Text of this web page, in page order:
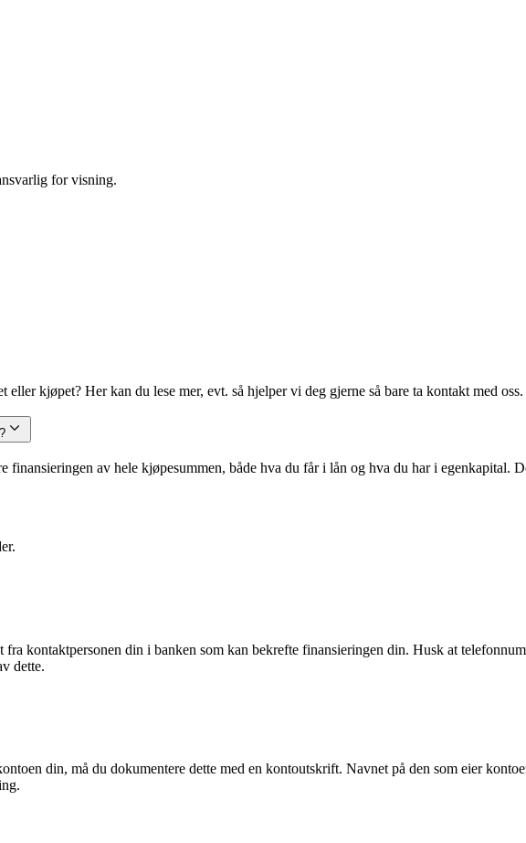
for visning.
kjøpet? Her kan du lese mer, evt. så hjelper vi deg gjerne så bare ta kontakt med oss.
finansieringen av hele kjøpesummen, både hva du får i lån og hva du har i egenkapital.
kontaktpersonen din i banken som kan bekrefte finansieringen din. Husk at
dette.
din, må du dokumentere dette med en kontoutskrift. Navnet på den som eier